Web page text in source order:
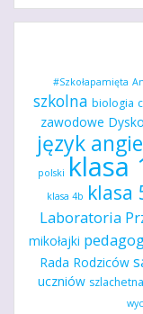
#Szkołapamięta
szkolna biologia
zawodowe
język
polski klasa
klasa 4b klasa
Laboratoria
mikołajki
Rada Rodziców
uczniów